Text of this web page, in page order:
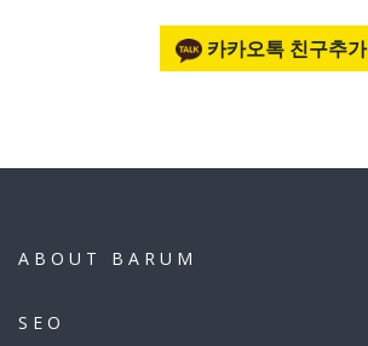
카카오톡 친구추가
ABOUT BARUM
SEO